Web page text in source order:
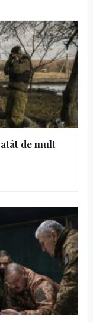
de mult